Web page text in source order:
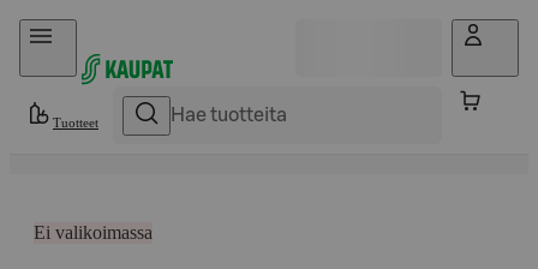
Hyppää sisältöön
Tuotteet
Ei valikoimassa